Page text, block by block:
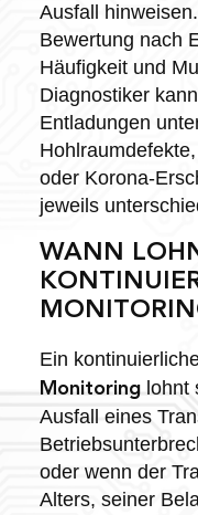
Ausfall
Bewertung nach
Häufigkeit und
Diagnostiker
Entladungen
oder Korona-
jeweils
WANN
Ein
Monitoringlohnt
Ausfall eines
oder wenn der
Alters, seiner